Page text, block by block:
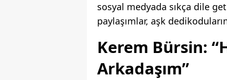
sosyal medyada sıkça dile
paylaşımlar, aşk
Kerem Bürsin:
Arkadaşım”